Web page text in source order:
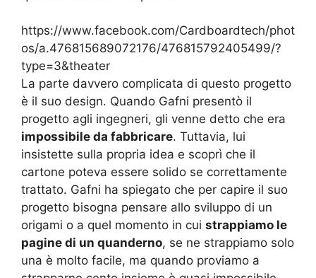
https://www.facebook.com/Cardboardtech/phot
os/a.476815689072176/476815792405499/?
type=3&theater
La parte davvero complicata di questo progetto
è il suo design. Quando Gafni presentò il
progetto agli ingegneri, gli venne detto che era
impossibile da fabbricare. Tuttavia, lui
insistette sulla propria idea e scoprì che il
cartone poteva essere solido se correttamente
trattato. Gafni ha spiegato che per capire il suo
progetto bisogna pensare allo sviluppo di un
origami o a quel momento in cui strappiamo le
pagine di un quanderno, se ne strappiamo solo
una è molto facile, ma quando proviamo a